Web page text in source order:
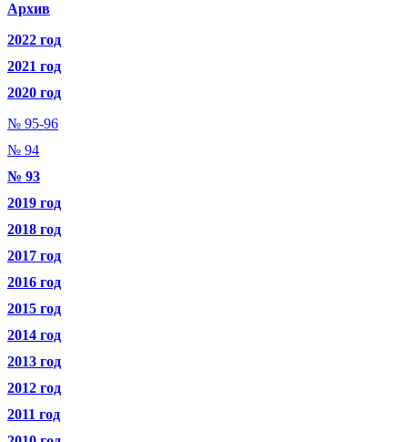
Архив
2022 год
2021 год
2020 год
№ 95-96
№ 94
№ 93
2019 год
2018 год
2017 год
2016 год
2015 год
2014 год
2013 год
2012 год
2011 год